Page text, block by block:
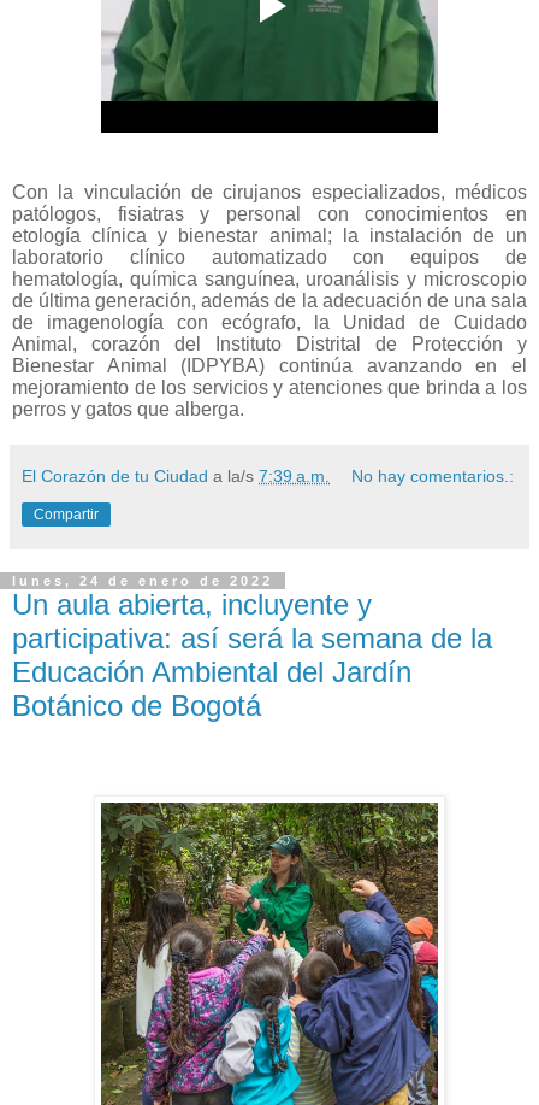
Con la vinculación de cirujanos especializados, médicos
patólogos, fisiatras y personal con conocimientos en
etología clínica y bienestar animal; la instalación de un
laboratorio clínico automatizado con equipos de
hematología, química sanguínea, uroanálisis y microscopio
de última generación, además de la adecuación de una sala
de imagenología con ecógrafo, la Unidad de Cuidado
Animal, corazón del Instituto Distrital de Protección y
Bienestar Animal (IDPYBA) continúa avanzando en el
mejoramiento de los servicios y atenciones que brinda a los
perros y gatos que alberga.
El Corazón de tu Ciudad a la/s 7:39 a.m. No hay comentarios.:
Compartir
lunes, 24 de enero de 2022
Un aula abierta, incluyente y
participativa: así será la semana de la
Educación Ambiental del Jardín
Botánico de Bogotá